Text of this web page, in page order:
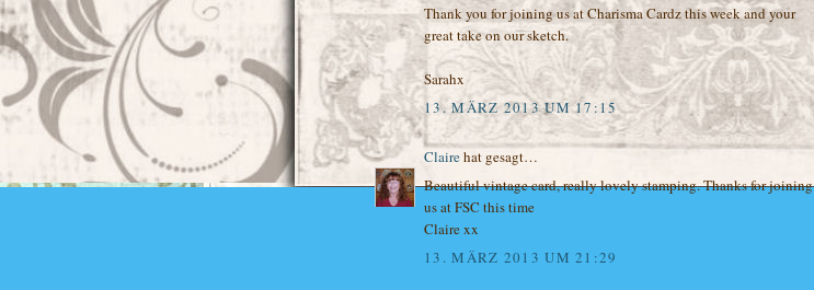
Thank you for joining us at Charisma Cardz this week and your
great take on our sketch.
Sarahx
13. MÄRZ 2013 UM 17:15
Clairehat gesagt…
Beautiful vintage card, really lovely stamping. Thanks for joining
us at FSC this time
Claire xx
13. MÄRZ 2013 UM 21:29